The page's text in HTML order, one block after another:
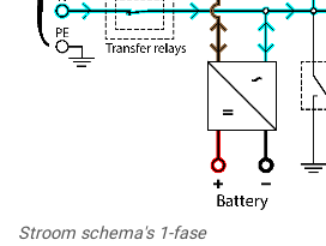
Stroom schema's 1-fase